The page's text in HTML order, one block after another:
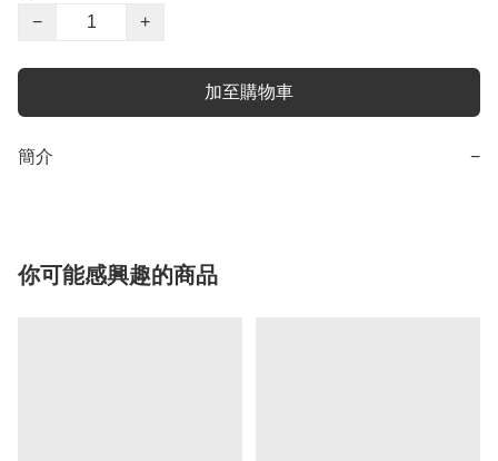
−
+
加至購物車
簡介 −
你可能感興趣的商品